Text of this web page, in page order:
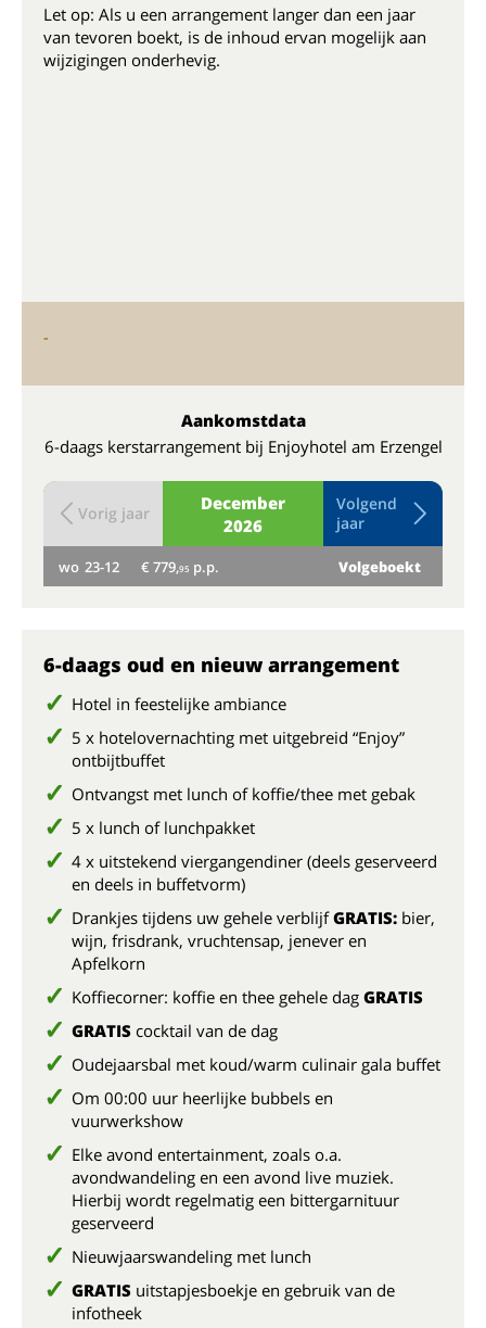
Let op: Als u een arrangement langer dan een jaar
van tevoren boekt, is de inhoud ervan mogelijk aan
wijzigingen onderhevig.
-
Aankomstdata
6-daags kerstarrangement bij Enjoyhotel am Erzengel
December
2026
Vorig jaar
Volgend
jaar
wo 23-12 € 779,95 p.p. Volgeboekt
6-daags oud en nieuw arrangement
Hotel in feestelijke ambiance
5 x hotelovernachting met uitgebreid “Enjoy”
ontbijtbuffet
Ontvangst met lunch of koffie/thee met gebak
5 x lunch of lunchpakket
4 x uitstekend viergangendiner (deels geserveerd
en deels in buffetvorm)
Drankjes tijdens uw gehele verblijfGRATIS: bier,
wijn, frisdrank, vruchtensap, jenever en
Apfelkorn
Koffiecorner: koffie en thee gehele dag GRATIS
GRATIS cocktail van de dag
Oudejaarsbal met koud/warm culinair gala buffet
Om 00:00 uur heerlijke bubbels en
vuurwerkshow
Elke avond entertainment, zoals o.a.
avondwandeling en een avond live muziek.
Hierbij wordt regelmatig een bittergarnituur
geserveerd
Nieuwjaarswandeling met lunch
GRATIS uitstapjesboekje en gebruik van de
infotheek